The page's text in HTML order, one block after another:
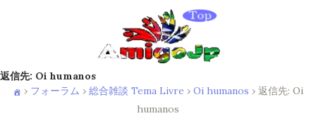
返信先: Oi humanos
› フォーラム › 総合雑談 Tema Livre › Oi humanos › 返信先: Oi
humanos